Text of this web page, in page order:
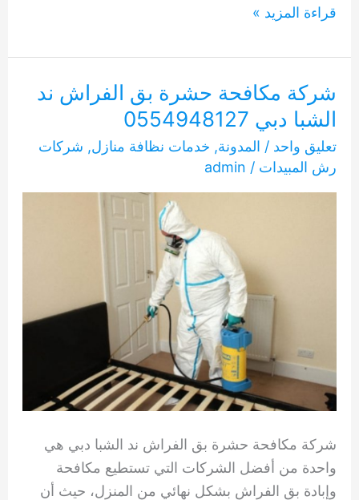
شركة
بق
الفراش
الحمر
دبي
0554948127
قراءة المزيد »
شركة مكافحة حشرة بق الفراش ند
الشبا دبي 0554948127
تعليق واحد / المدونة, خدمات نظافة منازل, شركات
رش المبيدات /
admin
شركة مكافحة حشرة بق الفراش ند الشبا دبي هي
واحدة من أفضل الشركات التي تستطيع مكافحة
وإبادة بق الفراش بشكل نهائي من المنزل، حيث أن